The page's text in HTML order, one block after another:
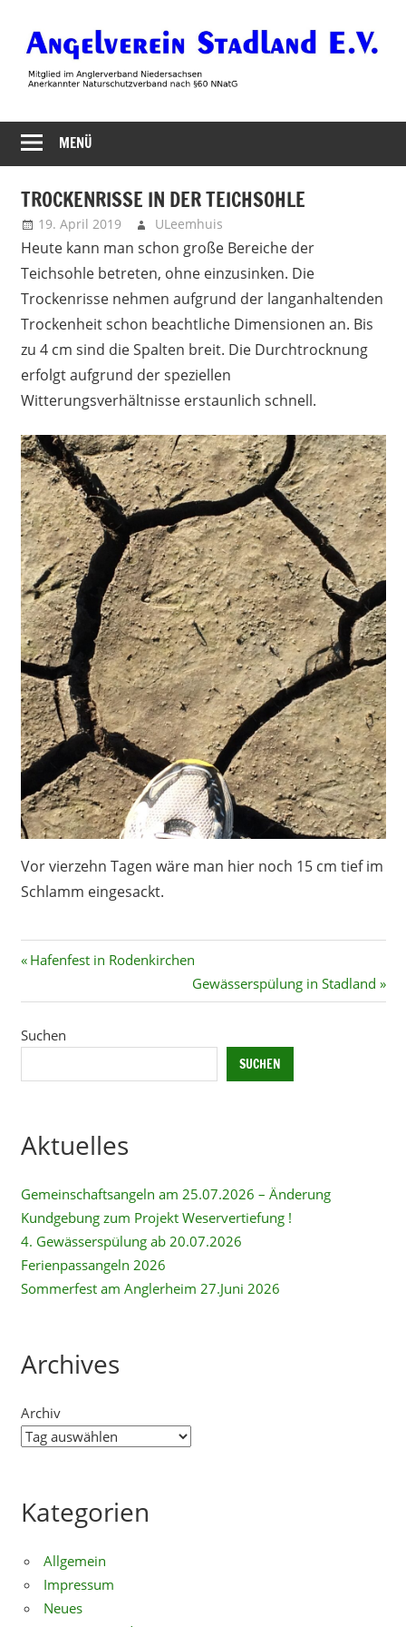
Inhalt
springen
Angelverein
Stadland
MENÜ
TROCKENRISSE IN DER TEICHSOHLE
19. April 2019 ULeemhuis
Heute kann man schon große Bereiche der
Teichsohle betreten, ohne einzusinken. Die
Trockenrisse nehmen aufgrund der langanhaltenden
Trockenheit schon beachtliche Dimensionen an. Bis
zu 4 cm sind die Spalten breit. Die Durchtrocknung
erfolgt aufgrund der speziellen
Witterungsverhältnisse erstaunlich schnell.
Vor vierzehn Tagen wäre man hier noch 15 cm tief im
Schlamm eingesackt.
Beitragsnavigation
Vorheriger
Hafenfest in Rodenkirchen
Nächster
Beitrag:
Gewässerspülung in Stadland
Suchen
SUCHEN
Aktuelles
Gemeinschaftsangeln am 25.07.2026 – Änderung
Kundgebung zum Projekt Weservertiefung !
4. Gewässerspülung ab 20.07.2026
Ferienpassangeln 2026
Sommerfest am Anglerheim 27.Juni 2026
Archives
Archiv
Kategorien
Allgemein
Impressum
Neues